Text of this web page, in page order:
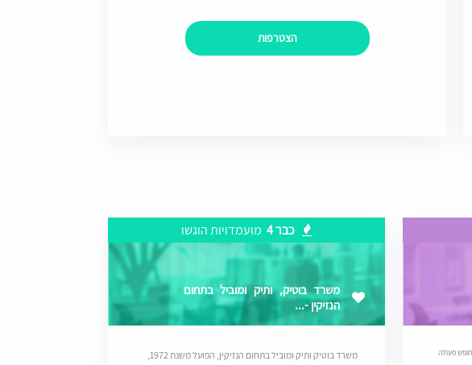
הצטרפות
חופש פעולה
כבר 4 מועמדויות הוגשו
משרד בוטיק, ותיק ומוביל בתחום
הנזיקין -...
משרד בוטיק ותיק ומוביל בתחום הנזיקין, הפועל משנת 1972,